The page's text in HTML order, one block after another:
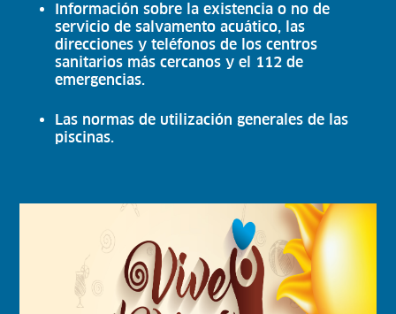
Información sobre la existencia o no de
servicio de salvamento acuático, las
direcciones y teléfonos de los centros
sanitarios más cercanos y el 112 de
emergencias.
Las normas de utilización generales de las
piscinas.